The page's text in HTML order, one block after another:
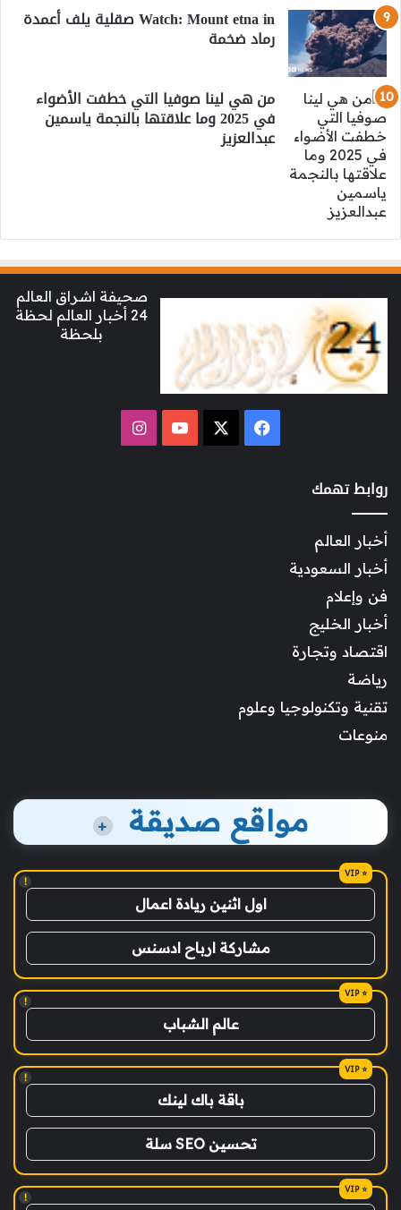
Watch: Mount etna in صقلية يلف أعمدة
رماد ضخمة
من هي لينا صوفيا التي خطفت الأضواء
في 2025 وما علاقتها بالنجمة ياسمين
عبدالعزيز
صحيفة اشراق العالم
24 أخبار العالم لحظة
بلحظة
فيسبوك ‫YouTubeانستقرام
روابط تهمك
أخبار العالم
أخبار السعودية
فن وإعلام
أخبار الخليج
اقتصاد وتجارة
رياضة
تقنية وتكنولوجيا وعلوم
منوعات
مواقع صديقة +
!
اول اثنين ريادة اعمال
مشاركة ارباح ادسنس
!
عالم الشباب
!
باقة باك لينك
تحسين SEO سلة
!